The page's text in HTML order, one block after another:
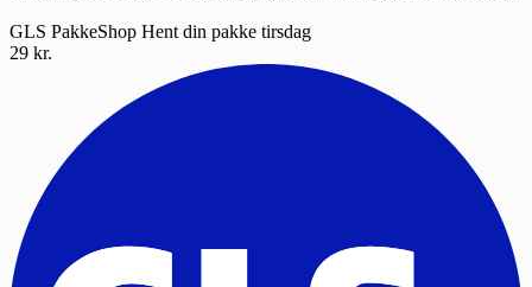
GLS PakkeShop Hent din pakke tirsdag
29 kr.